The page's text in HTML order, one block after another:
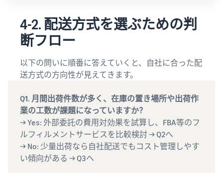
4-2. 配送方式を選ぶための判
断フロー
以下の問いに順番に答えていくと、自社に合った配
送方式の方向性が見えてきます。
Q1. 月間出荷件数が多く、在庫の置き場所や出荷作
業の工数が課題になっていますか？
→ Yes: 外部委託の費用対効果を試算し、FBA等のフ
ルフィルメントサービスを比較検討 → Q2へ
→ No: 少量出荷なら自社配送でもコスト管理しやす
い傾向がある → Q3へ